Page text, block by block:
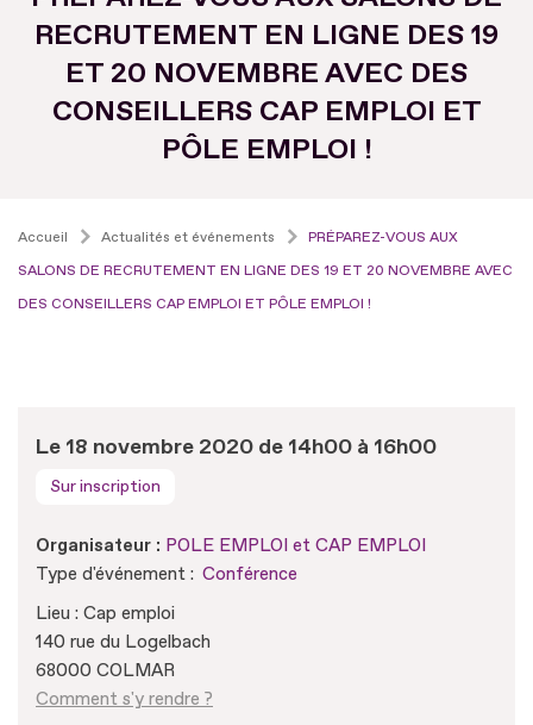
RECRUTEMENT EN LIGNE DES 19
ET 20 NOVEMBRE AVEC DES
CONSEILLERS CAP EMPLOI ET
PÔLE EMPLOI !
Accueil Actualités et événements
PRÉPAREZ-VOUS AUX
SALONS DE RECRUTEMENT EN LIGNE DES 19 ET 20 NOVEMBRE AVEC
DES CONSEILLERS CAP EMPLOI ET PÔLE EMPLOI !
Le 18 novembre 2020 de 14h00 à 16h00
Sur inscription
Organisateur : POLE EMPLOI et CAP EMPLOI
Type d'événement : Conférence
Lieu : Cap emploi
140 rue du Logelbach
68000 COLMAR
Comment s'y rendre ?